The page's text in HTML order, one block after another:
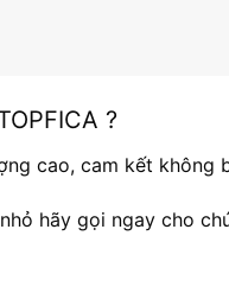
?
cao, cam kết
hãy gọi ngay cho